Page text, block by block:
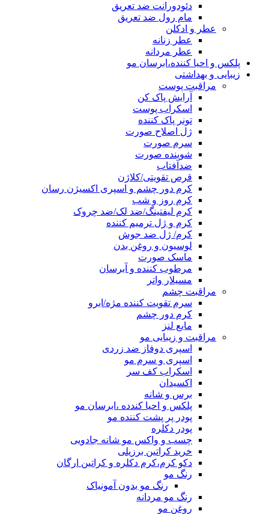
دئودورانت ضد تعریق
مام رول ضد تعریق
عطر و ادکلن
عطر زنانه
عطر مردانه
پلکس و احیا کننده،ابرسان مو
زیبایی و بهداشتی
مراقبت پوست
آرایش پاک کن
اسکراب پوست
تونر پاک کننده
ژل اصلاح صورت
سرم صورت
شوینده صورت
ضدآفتاب
قرص تقویتی/کلاژن
کرم دور چشم و اسپری اکسیژن رسان
کرم روز و شب
کرم لیفتینگ/ضد لک/ضد چروک
کرم و ژل ترمیم کننده
کرم/ ژل ضد جوش
لوسیون و روغن بدن
ماسک صورت
مرطوب کننده و آبرسان
مسیلار واتر
مراقبت چشم
سرم تقویت کننده مژه/ابرو
کرم دور چشم
مایع لنز
مراقبت و زیبایی مو
اسپری دوفاز ضد زردی
اسپری و سرم مو
اسکراب کف سر
اکسیدان
برس و شانه
پلکس و احیا کندده ،ابرسان مو
پودر پر پشت کننده مو
پودر دکلره
چسب و واکس مو شانه جادویی
خرید کراتین برزیلی
دکو کرم،کرم دکلره و کراتین ارگان
رنگ مو
رنگ مو بدون آمونیاک
رنگ مو مردانه
روغن مو